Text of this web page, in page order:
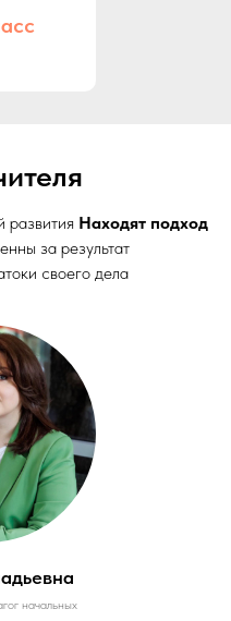
развития Находят подход
за результат
своего дела
начальных